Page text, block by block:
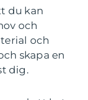
du kan
och
och
skapa en
dig.